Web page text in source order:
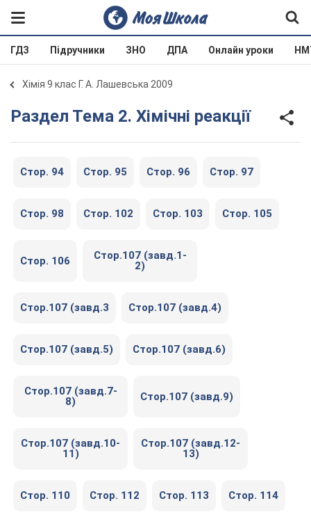
ГДЗ Підручники ЗНО ДПА Онлайн уроки
Хімія 9 клас Г. А. Лашевська 2009
Раздел Тема 2. Хімічні реакції
Стор. 94 Стор. 95 Стор. 96 Стор. 97
Стор. 98 Стор. 102 Стор. 103 Стор. 105
Стор. 106
Стор.107 (завд.1-
2)
Стор.107 (завд.3 Стор.107 (завд.4)
Стор.107 (завд.5) Стор.107 (завд.6)
Стор.107 (завд.7-
8)
Стор.107 (завд.9)
Стор.107 (завд.10-
11)
Стор.107 (завд.12-
13)
Стор. 110 Стор. 112 Стор. 113 Стор. 114